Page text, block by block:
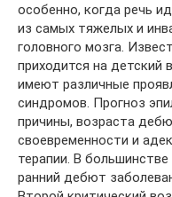
особенно, когда речь
из самых тяжелых и
головного мозга.
приходится на детский
имеют различные
синдромов. Прогноз
причины, возраста
своевременности и
терапии. В
ранний дебют